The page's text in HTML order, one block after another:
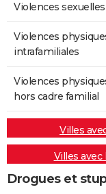
Violences sexuelles
Violences
intrafamiliales
Violences
hors cadre familial
Villes
Villes
Drogues et